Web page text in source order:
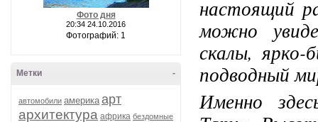
Фото дня
20:34 24.10.2016
Фотографий: 1
-
Метки
автомобили америка арт
архитектура африка бездомные
настоящий
можно
скалы, ярко-
подводный
Именно